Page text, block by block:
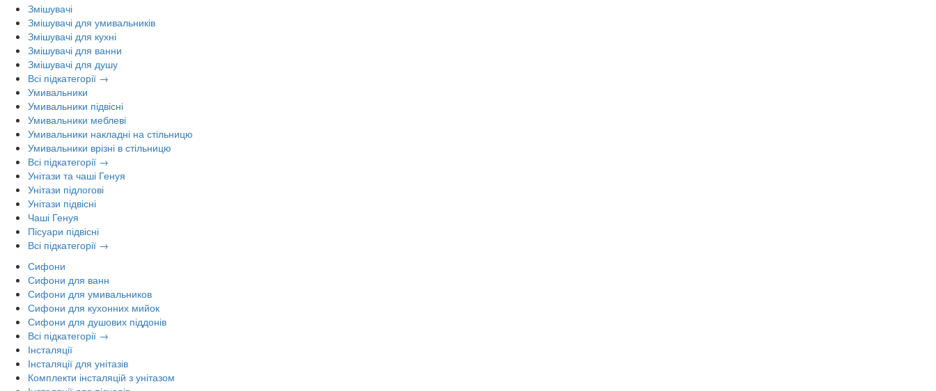
Змішувачі
Змішувачі для умивальників
Змішувачі для кухні
Змішувачі для ванни
Змішувачі для душу
Всі підкатегорії →
Умивальники
Умивальники підвісні
Умивальники меблеві
Умивальники накладні на стільницю
Умивальники врізні в стільницю
Всі підкатегорії →
Унітази та чаші Генуя
Унітази підлогові
Унітази підвісні
Чаші Генуя
Пісуари підвісні
Всі підкатегорії →
Сифони
Сифони для ванн
Сифони для умивальников
Сифони для кухонних мийок
Сифони для душових піддонів
Всі підкатегорії →
Інсталяції
Інсталяції для унітазів
Комплекти інсталяцій з унітазом